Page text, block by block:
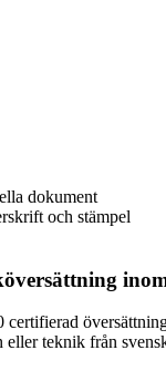
dokument
och stämpel
teknik från